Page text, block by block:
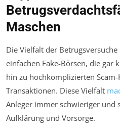
Maschen
Die Vielfalt der
einfachen Fake-Börsen, die gar
hin zu hochkomplizierten
Transaktionen. Diese Vielfalt
Anleger immer schwieriger und
Aufklärung und Vorsorge.